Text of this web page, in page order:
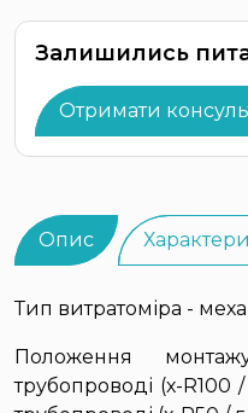
Залишились
Отримати
Опис
Тип витратоміра -
Положення
трубопроводі (х-